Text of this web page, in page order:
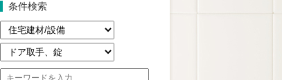
条件検索